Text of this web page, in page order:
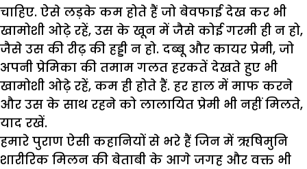
चाहिए. ऐसे लड़के कम होते हैं जो बेवफाई देख कर भी
खामोशी ओढ़े रहें, उस के खून में जैसे कोई गरमी ही न हो,
जैसे उस की रीढ़ की हड्डी न हो. दब्बू और कायर प्रेमी, जो
अपनी प्रेमिका की तमाम गलत हरकतें देखते हुए भी
खामोशी ओढ़े रहें, कम ही होते हैं. हर हाल में माफ करने
और उस के साथ रहने को लालायित प्रेमी भी नहीं मिलते,
याद रखें.
हमारे पुराण ऐसी कहानियों से भरे हैं जिन में ऋषिमुनि
शारीरिक मिलन की बेताबी के आगे जगह और वक्त भी